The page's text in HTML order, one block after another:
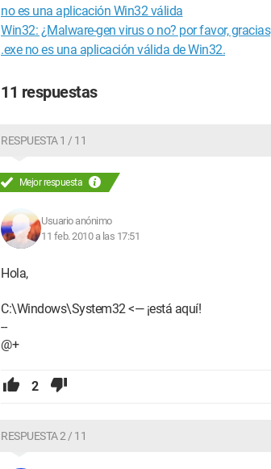
no es una aplicación Win32 válida
Win32: ¿Malware-gen virus o no? por favor, gracias
.exe no es una aplicación válida de Win32.
11 respuestas
RESPUESTA 1 / 11
Mejor respuesta
Usuario anónimo
11 feb. 2010 a las 17:51
Hola,
C:\Windows\System32 <— ¡está aquí!
--
@+
2
RESPUESTA 2 / 11